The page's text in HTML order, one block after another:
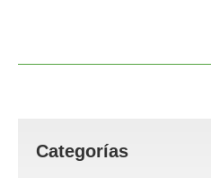
Categorías